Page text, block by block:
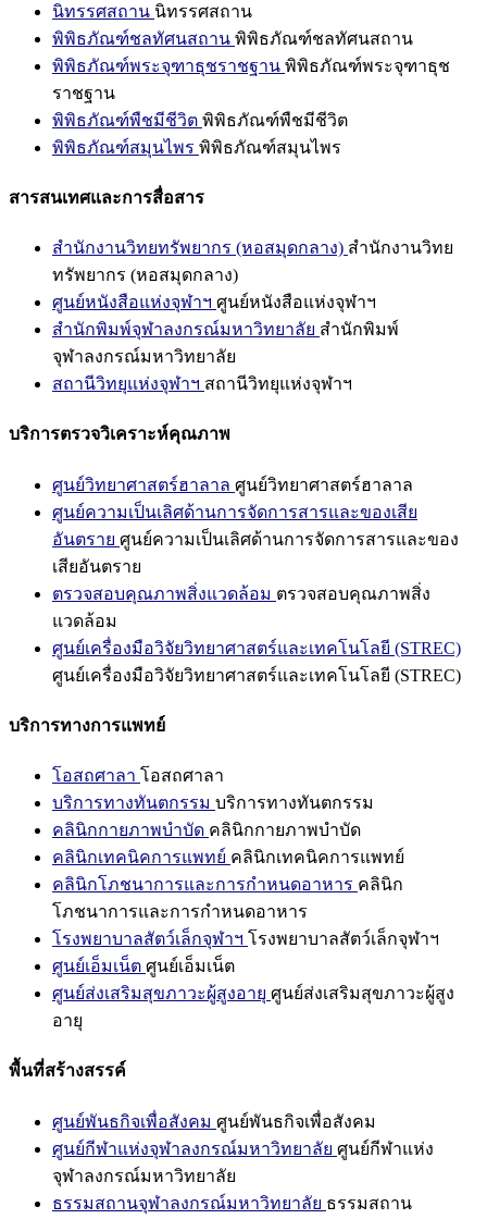
นิทรรศสถาน นิทรรศสถาน
พิพิธภัณฑ์ชลทัศนสถาน พิพิธภัณฑ์ชลทัศนสถาน
พิพิธภัณฑ์พระจุฑาธุชราชฐาน พิพิธภัณฑ์พระจุฑาธุช
ราชฐาน
พิพิธภัณฑ์พืชมีชีวิต พิพิธภัณฑ์พืชมีชีวิต
พิพิธภัณฑ์สมุนไพร พิพิธภัณฑ์สมุนไพร
สารสนเทศและการสื่อสาร
สำนักงานวิทยทรัพยากร (หอสมุดกลาง) สำนักงานวิทย
ทรัพยากร (หอสมุดกลาง)
ศูนย์หนังสือแห่งจุฬาฯ ศูนย์หนังสือแห่งจุฬาฯ
สำนักพิมพ์จุฬาลงกรณ์มหาวิทยาลัย สำนักพิมพ์
จุฬาลงกรณ์มหาวิทยาลัย
สถานีวิทยุแห่งจุฬาฯ สถานีวิทยุแห่งจุฬาฯ
บริการตรวจวิเคราะห์คุณภาพ
ศูนย์วิทยาศาสตร์ฮาลาล ศูนย์วิทยาศาสตร์ฮาลาล
ศูนย์ความเป็นเลิศด้านการจัดการสารและของเสีย
อันตราย ศูนย์ความเป็นเลิศด้านการจัดการสารและของ
เสียอันตราย
ตรวจสอบคุณภาพสิ่งแวดล้อม ตรวจสอบคุณภาพสิ่ง
แวดล้อม
ศูนย์เครื่องมือวิจัยวิทยาศาสตร์และเทคโนโลยี (STREC)
ศูนย์เครื่องมือวิจัยวิทยาศาสตร์และเทคโนโลยี (STREC)
บริการทางการแพทย์
โอสถศาลา โอสถศาลา
บริการทางทันตกรรม บริการทางทันตกรรม
คลินิกกายภาพบำบัด คลินิกกายภาพบำบัด
คลินิกเทคนิคการแพทย์ คลินิกเทคนิคการแพทย์
คลินิกโภชนาการและการกำหนดอาหาร คลินิก
โภชนาการและการกำหนดอาหาร
โรงพยาบาลสัตว์เล็กจุฬาฯ โรงพยาบาลสัตว์เล็กจุฬาฯ
ศูนย์เอ็มเน็ต ศูนย์เอ็มเน็ต
ศูนย์ส่งเสริมสุขภาวะผู้สูงอายุ ศูนย์ส่งเสริมสุขภาวะผู้สูง
อายุ
พื้นที่สร้างสรรค์
ศูนย์พันธกิจเพื่อสังคม ศูนย์พันธกิจเพื่อสังคม
ศูนย์กีฬาแห่งจุฬาลงกรณ์มหาวิทยาลัย ศูนย์กีฬาแห่ง
จุฬาลงกรณ์มหาวิทยาลัย
ธรรมสถานจุฬาลงกรณ์มหาวิทยาลัย ธรรมสถาน